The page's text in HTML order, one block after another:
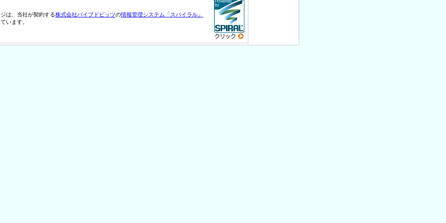
は、当社が契約する株式会社パイプドビッツの情報管理システム「スパイラル」
います。